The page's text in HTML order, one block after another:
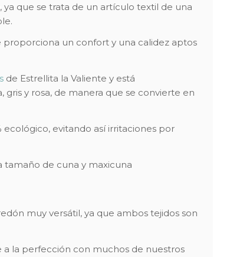
que se trata de un artículo textil de una
proporciona un confort y una calidez aptos
de Estrellita la Valiente y está
y rosa, de manera que se convierte en
evitando así irritaciones por
tamaño de cuna y maxicuna
muy versátil, ya que ambos tejidos son
a la perfección con muchos de nuestros